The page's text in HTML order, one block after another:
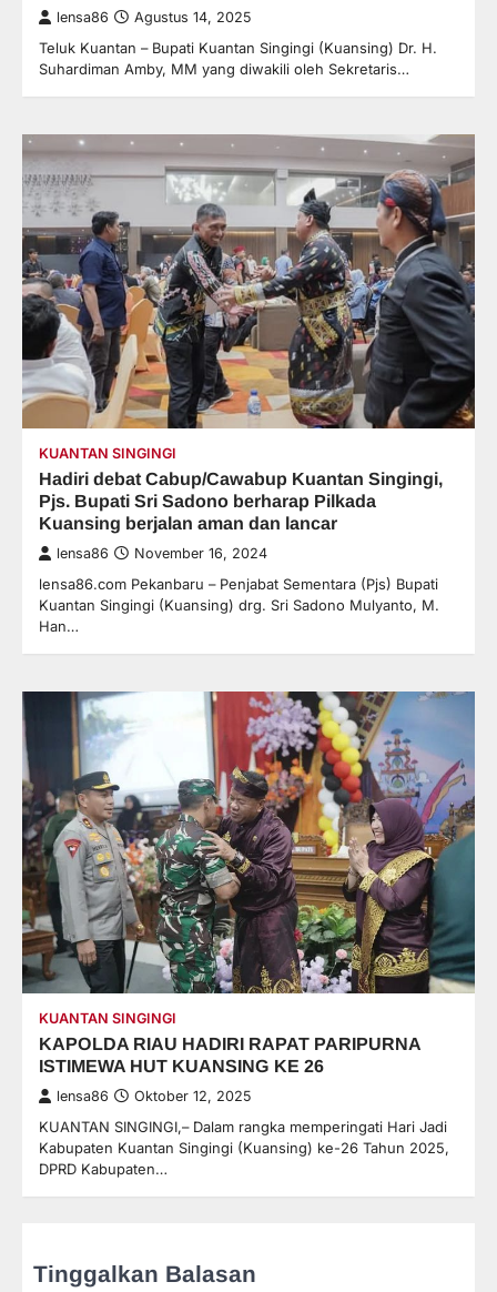
lensa86 Agustus 14, 2025
Teluk Kuantan – Bupati Kuantan Singingi (Kuansing) Dr. H.
Suhardiman Amby, MM yang diwakili oleh Sekretaris…
KUANTAN SINGINGI
Hadiri debat Cabup/Cawabup Kuantan Singingi,
Pjs. Bupati Sri Sadono berharap Pilkada
Kuansing berjalan aman dan lancar
lensa86 November 16, 2024
lensa86.com Pekanbaru – Penjabat Sementara (Pjs) Bupati
Kuantan Singingi (Kuansing) drg. Sri Sadono Mulyanto, M.
Han…
KUANTAN SINGINGI
KAPOLDA RIAU HADIRI RAPAT PARIPURNA
ISTIMEWA HUT KUANSING KE 26
lensa86 Oktober 12, 2025
KUANTAN SINGINGI,– Dalam rangka memperingati Hari Jadi
Kabupaten Kuantan Singingi (Kuansing) ke-26 Tahun 2025,
DPRD Kabupaten…
Tinggalkan Balasan